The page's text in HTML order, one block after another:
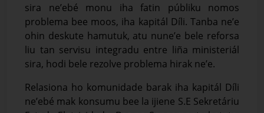
sira ne’ebé monu iha fatin públiku nomos
problema bee moos, iha kapitál Díli. Tanba ne’e
ohin deskute hamutuk, atu nune’e bele reforsa
liu tan servisu integradu entre liña ministeriál
sira, hodi bele rezolve problema hirak ne’e.
Relasiona ho komunidade barak iha kapitál Díli
ne’ebé mak konsumu bee la ijiene S.E Sekretáriu